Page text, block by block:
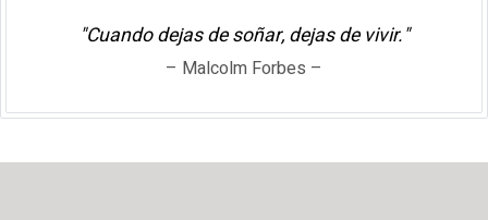
"Cuando dejas de soñar, dejas de vivir."
– Malcolm Forbes –